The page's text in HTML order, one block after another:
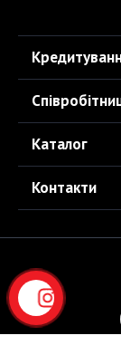
Каталог
Контакти